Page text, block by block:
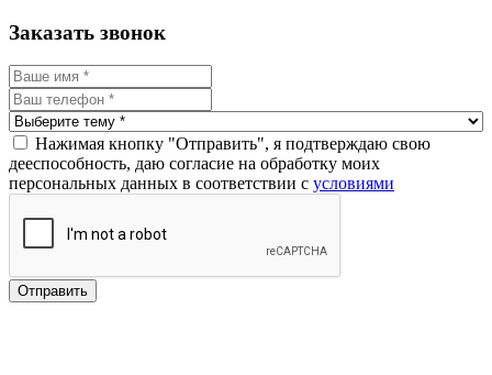
Заказать звонок
Нажимая кнопку "Отправить", я подтверждаю свою
дееспособность, даю согласие на обработку моих
персональных данных в соответствии с условиями